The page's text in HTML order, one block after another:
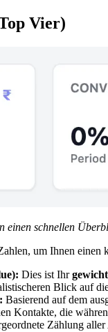
Vier)
einen schnellen
um Ihnen
Dies ist Ihr
Blick auf
Basierend auf dem
Kontakte, die
Zählung